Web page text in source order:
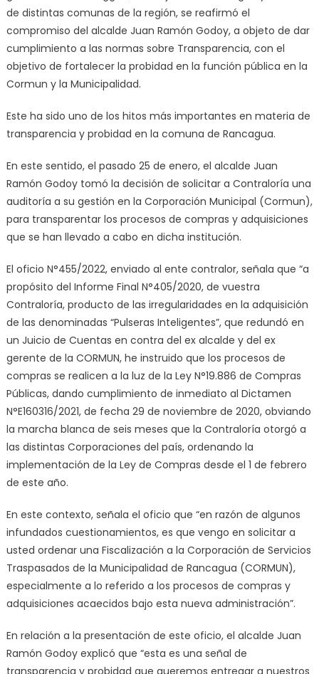
de distintas comunas de la región, se reafirmó el
compromiso del alcalde Juan Ramón Godoy, a objeto de dar
cumplimiento a las normas sobre Transparencia, con el
objetivo de fortalecer la probidad en la función pública en la
Cormun y la Municipalidad.
Este ha sido uno de los hitos más importantes en materia de
transparencia y probidad en la comuna de Rancagua.
En este sentido, el pasado 25 de enero, el alcalde Juan
Ramón Godoy tomó la decisión de solicitar a Contraloría una
auditoría a su gestión en la Corporación Municipal (Cormun),
para transparentar los procesos de compras y adquisiciones
que se han llevado a cabo en dicha institución.
El oficio N°455/2022, enviado al ente contralor, señala que “a
propósito del Informe Final N°405/2020, de vuestra
Contraloría, producto de las irregularidades en la adquisición
de las denominadas “Pulseras Inteligentes”, que redundó en
un Juicio de Cuentas en contra del ex alcalde y del ex
gerente de la CORMUN, he instruido que los procesos de
compras se realicen a la luz de la Ley N°19.886 de Compras
Públicas, dando cumplimiento de inmediato al Dictamen
N°E160316/2021, de fecha 29 de noviembre de 2020, obviando
la marcha blanca de seis meses que la Contraloría otorgó a
las distintas Corporaciones del país, ordenando la
implementación de la Ley de Compras desde el 1 de febrero
de este año.
En este contexto, señala el oficio que “en razón de algunos
infundados cuestionamientos, es que vengo en solicitar a
usted ordenar una Fiscalización a la Corporación de Servicios
Traspasados de la Municipalidad de Rancagua (CORMUN),
especialmente a lo referido a los procesos de compras y
adquisiciones acaecidos bajo esta nueva administración”.
En relación a la presentación de este oficio, el alcalde Juan
Ramón Godoy explicó que “esta es una señal de